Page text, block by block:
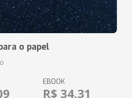
o papel
EBOOK
R$ 34,31